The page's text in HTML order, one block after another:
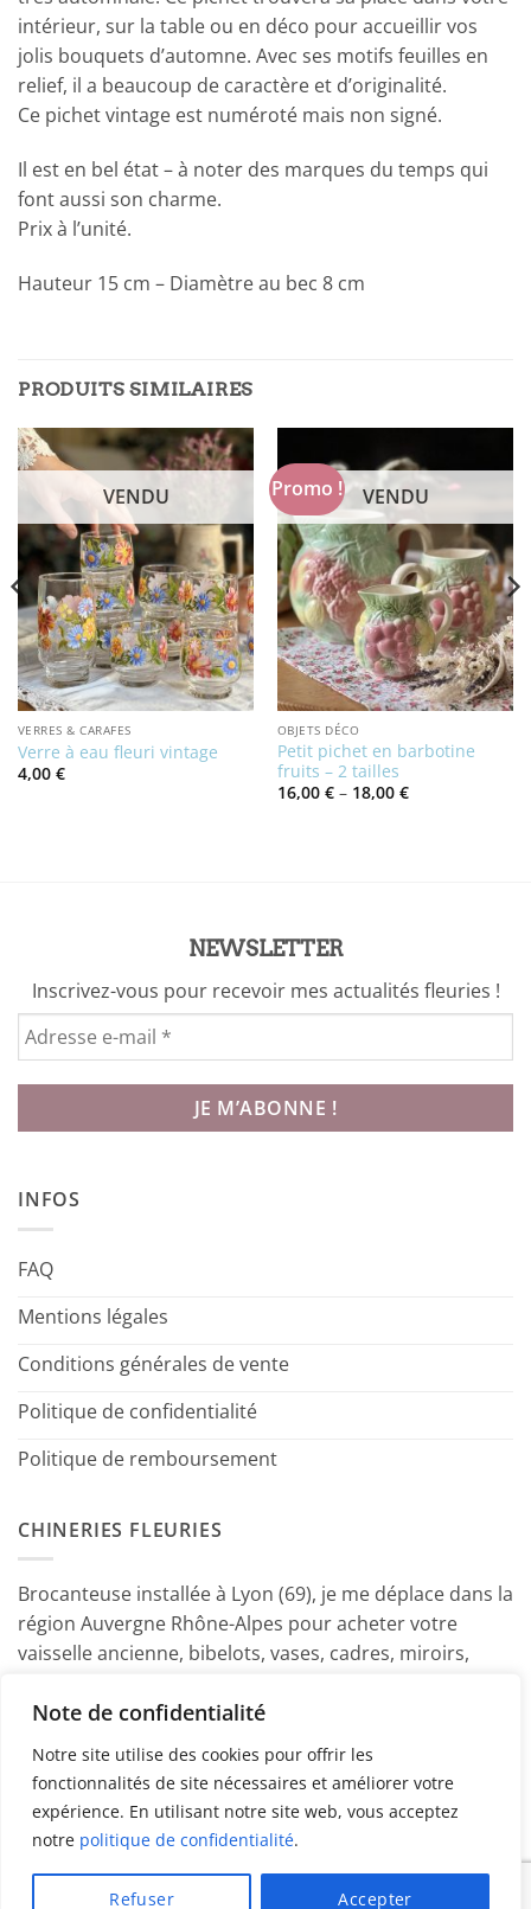
Note de confidentialité
Notre site utilise des cookies pour offrir les
fonctionnalités de site nécessaires et améliorer votre
expérience. En utilisant notre site web, vous acceptez
notre politique de confidentialité.
Refuser Accepter
intérieur, sur la table ou en déco pour accueillir vos
jolis bouquets d’automne. Avec ses motifs feuilles en
relief, il a beaucoup de caractère et d’originalité.
Ce pichet vintage est numéroté mais non signé.
Il est en bel état – à noter des marques du temps qui
font aussi son charme.
Prix à l’unité.
Hauteur 15 cm – Diamètre au bec 8 cm
PRODUITS SIMILAIRES
VENDU
VERRES & CARAFES
Verre à eau fleuri vintage
4,00 €
Promo ! VENDU
OBJETS DÉCO
Petit pichet en barbotine
fruits – 2 tailles
16,00 € – 18,00 €Price
NEWSLETTER
Inscrivez-vous pour recevoir mes actualités fleuries !
INFOS
FAQ
Mentions légales
Conditions générales de vente
Politique de confidentialité
Politique de remboursement
CHINERIES FLEURIES
Brocanteuse installée à Lyon (69), je me déplace dans la
région Auvergne Rhône-Alpes pour acheter votre
vaisselle ancienne, bibelots, vases, cadres, miroirs,
Marine
PayPal
AmericanMasterCard
Visa